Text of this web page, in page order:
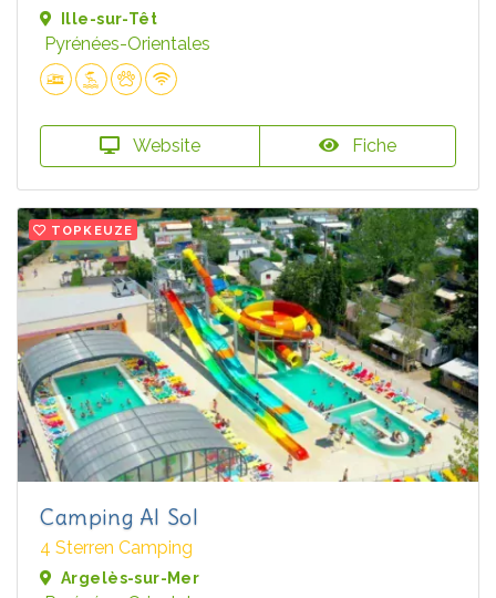
Ille-sur-Têt
Pyrénées-Orientales
Website Fiche
TOPKEUZE
Camping Al Sol
4 Sterren Camping
Argelès-sur-Mer